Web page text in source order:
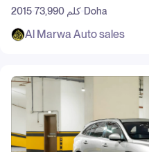
2015 73,990 كلم Doha
Al Marwa Auto sales